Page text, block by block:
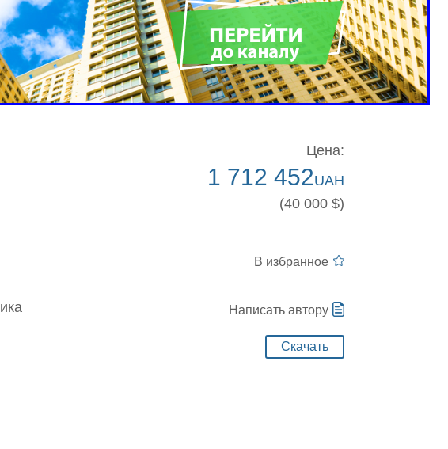
Цена:
1 712 452UAH
(40 000 $)
В избранное
Написать автору
Скачать